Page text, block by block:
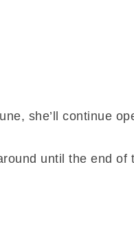
she’ll continue
until the end of